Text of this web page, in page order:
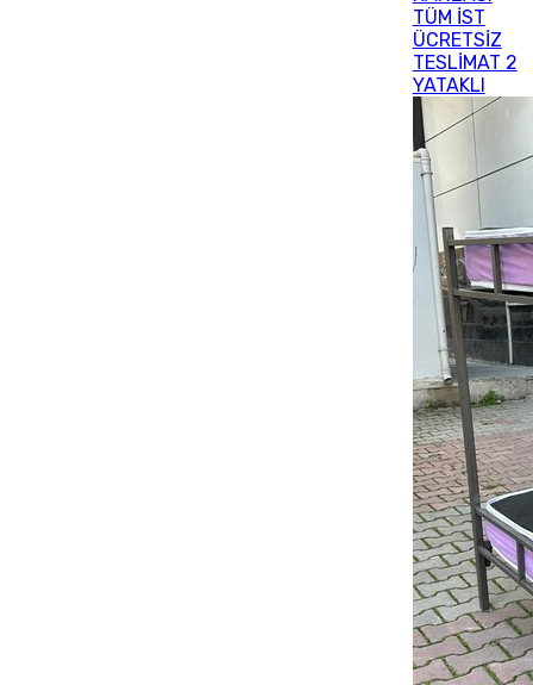
TÜM İST
ÜCRETSİZ
TESLİMAT 2
YATAKLI